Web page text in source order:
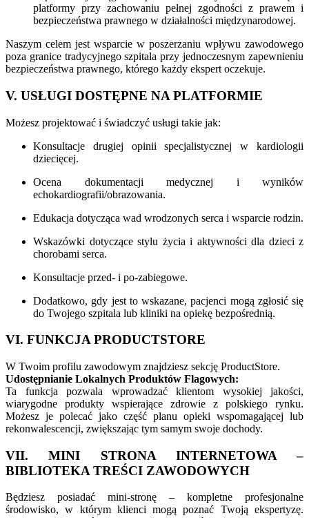
platformy przy zachowaniu pełnej zgodności z prawem i
bezpieczeństwa prawnego w działalności międzynarodowej.
Naszym celem jest wsparcie w poszerzaniu wpływu zawodowego
poza granice tradycyjnego szpitala przy jednoczesnym zapewnieniu
bezpieczeństwa prawnego, którego każdy ekspert oczekuje.
V. USŁUGI DOSTĘPNE NA PLATFORMIE
Możesz projektować i świadczyć usługi takie jak:
Konsultacje drugiej opinii specjalistycznej w kardiologii
dziecięcej.
Ocena dokumentacji medycznej i wyników
echokardiografii/obrazowania.
Edukacja dotycząca wad wrodzonych serca i wsparcie rodzin.
Wskazówki dotyczące stylu życia i aktywności dla dzieci z
chorobami serca.
Konsultacje przed- i po-zabiegowe.
Dodatkowo, gdy jest to wskazane, pacjenci mogą zgłosić się
do Twojego szpitala lub kliniki na opiekę bezpośrednią.
VI. FUNKCJA PRODUCTSTORE
W Twoim profilu zawodowym znajdziesz sekcję ProductStore.
Udostępnianie Lokalnych Produktów Flagowych:
Ta funkcja pozwala wprowadzać klientom wysokiej jakości,
wiarygodne produkty wspierające zdrowie z polskiego rynku.
Możesz je polecać jako część planu opieki wspomagającej lub
rekonwalescencji, zwiększając tym samym swoje dochody.
VII. MINI STRONA INTERNETOWA –
BIBLIOTEKA TREŚCI ZAWODOWYCH
Będziesz posiadać mini-stronę – kompletne profesjonalne
środowisko, w którym klienci mogą poznać Twoją ekspertyzę.